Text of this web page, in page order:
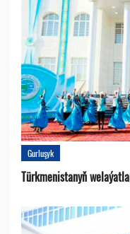
Gurluşyk
Türkmenistanyň